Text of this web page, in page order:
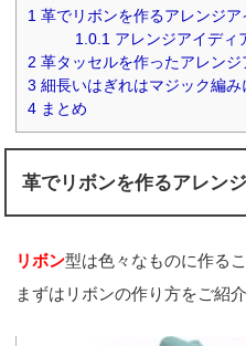
1 革でリボンを作るアレンジア
1.0.1 アレンジアイディ
2 革タッセルを作ったアレンジ
3 細長いはぎれはマジック編み
4 まとめ
革でリボンを作るアレン
リボン型は色々なものに作る
まずはリボンの作り方をご紹介